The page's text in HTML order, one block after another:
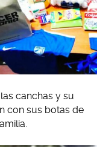
canchas y su
con sus botas de